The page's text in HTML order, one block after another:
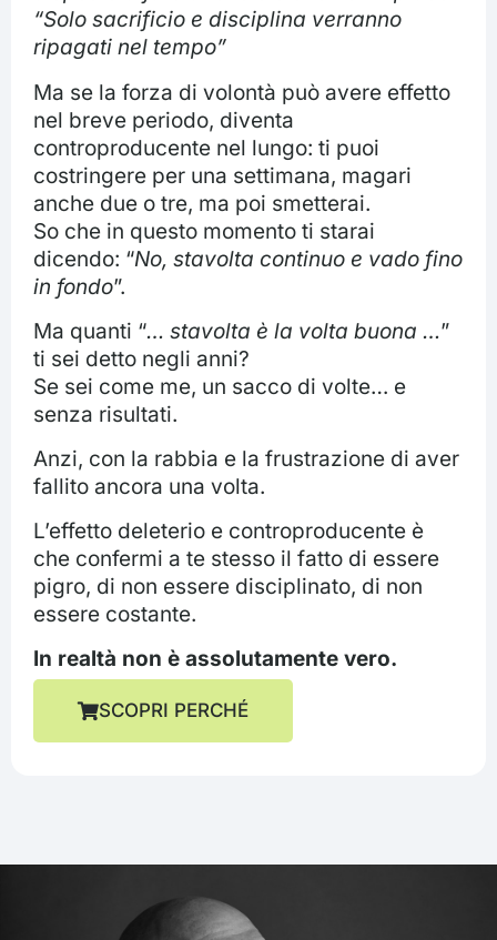
“Solo sacrificio e disciplina verranno
ripagati nel tempo”
Ma se la forza di volontà può avere effetto
nel breve periodo, diventa
controproducente nel lungo: ti puoi
costringere per una settimana, magari
anche due o tre, ma poi smetterai.
So che in questo momento ti starai
dicendo: “No, stavolta continuo e vado fino
in fondo”.
Ma quanti “… stavolta è la volta buona …”
ti sei detto negli anni?
Se sei come me, un sacco di volte… e
senza risultati.
Anzi, con la rabbia e la frustrazione di aver
fallito ancora una volta.
L’effetto deleterio e controproducente è
che confermi a te stesso il fatto di essere
pigro, di non essere disciplinato, di non
essere costante.
In realtà non è assolutamente vero.
SCOPRI PERCHÉ